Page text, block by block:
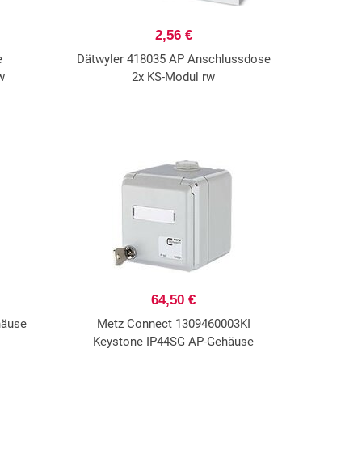
2,56 €
Dätwyler 418035 AP Anschlussdose
2x KS-Modul rw
64,50 €
Metz Connect 1309460003KI
Keystone IP44SG AP-Gehäuse